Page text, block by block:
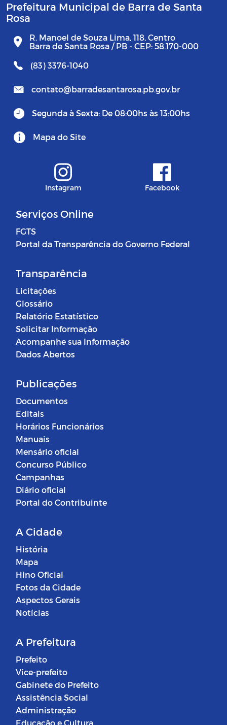
Prefeitura Municipal de Barra de Santa
Rosa
R. Manoel de Souza Lima, 118, Centro
Barra de Santa Rosa / PB - CEP: 58.170-000
(83) 3376-1040
contato@barradesantarosa.pb.gov.br
Segunda à Sexta: De 08:00hs às 13:00hs
Mapa do Site
Instagram Facebook
Serviços Online
FGTS
Portal da Transparência do Governo Federal
Transparência
Licitações
Glossário
Relatório Estatístico
Solicitar Informação
Acompanhe sua Informação
Dados Abertos
Publicações
Documentos
Editais
Horários Funcionários
Manuais
Mensário oficial
Concurso Público
Campanhas
Diário oficial
Portal do Contribuinte
A Cidade
História
Mapa
Hino Oficial
Fotos da Cidade
Aspectos Gerais
Notícias
A Prefeitura
Prefeito
Vice-prefeito
Gabinete do Prefeito
Assistência Social
Administração
Educação e Cultura